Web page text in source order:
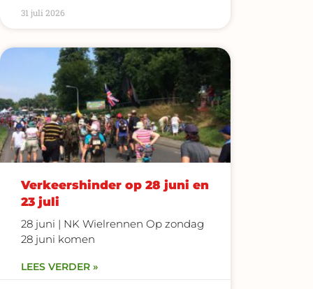
31 juli 2026
Verkeershinder op 28 juni en
23 juli
28 juni | NK Wielrennen Op zondag
28 juni komen
LEES VERDER »